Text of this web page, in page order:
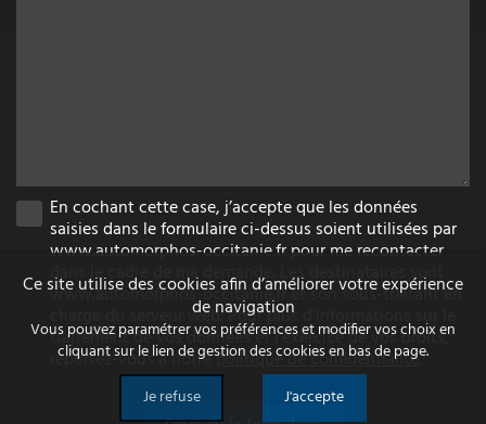
En cochant cette case, j’accepte que les données
saisies dans le formulaire ci-dessus soient utilisées par
www.automorphos-occitanie.fr pour me recontacter
dans le cadre de ma demande. Les destinataires sont
www.automorphos-occitanie.fr et son sous-traitant en
charge du serveur web. Pour plus d'informations sur le
traitement de vos données et l'exercice de vos droits,
reportez-vous à notrepolitique de confidentialité.
Ce site utilise des cookies afin d’améliorer votre expérience
de navigation
Vous pouvez paramétrer vos préférences et modifier vos choix en
cliquant sur le lien de gestion des cookies en bas de page.
Je refuse
J'accepte